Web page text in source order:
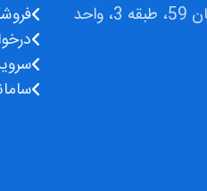
آدرس: تهران، خیابان ایرانشهر، ساختمان 59، طبقه 3، واحد